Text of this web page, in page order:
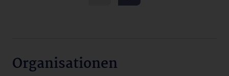
Organisationen